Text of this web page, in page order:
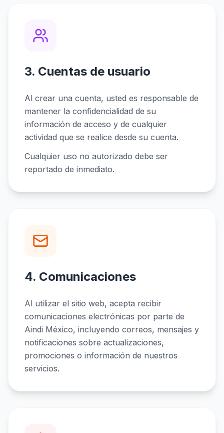
3. Cuentas de usuario
Al crear una cuenta, usted es responsable de
mantener la confidencialidad de su
información de acceso y de cualquier
actividad que se realice desde su cuenta.
Cualquier uso no autorizado debe ser
reportado de inmediato.
4. Comunicaciones
Al utilizar el sitio web, acepta recibir
comunicaciones electrónicas por parte de
Aindi México, incluyendo correos, mensajes y
notificaciones sobre actualizaciones,
promociones o información de nuestros
servicios.